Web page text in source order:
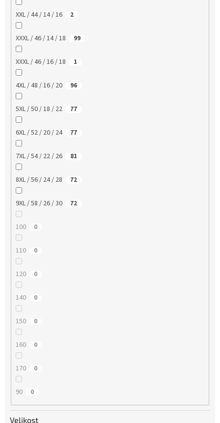
XXL / 44 / 14 / 16 2
XXXL / 46 / 14 / 18 99
XXXL / 46 / 16 / 18 1
4XL / 48 / 16 / 20 96
5XL / 50 / 18 / 22 77
6XL / 52 / 20 / 24 77
7XL / 54 / 22 / 26 81
8XL / 56 / 24 / 28 72
9XL / 58 / 26 / 30 72
100 0
110 0
120 0
140 0
150 0
160 0
170 0
90 0
Velikost